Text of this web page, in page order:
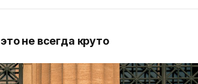
это не всегда круто